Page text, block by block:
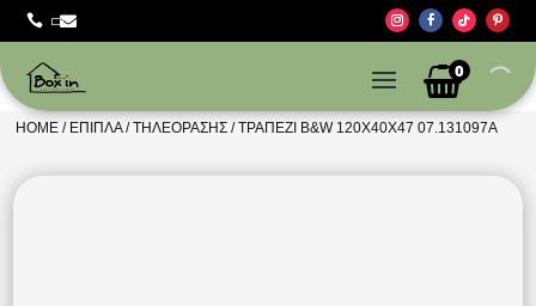
 
0
HOME / ΈΠΙΠΛΑ/ΤΗΛΕΌΡΑΣΗΣ / ΤΡΑΠΕΖΙ B&W 120Χ40Χ47 07.131097Α